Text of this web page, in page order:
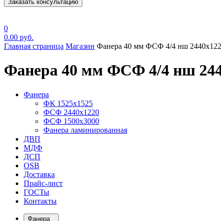
Заказать консультацию
0
0.00 руб.
Главная страница Магазин Фанера 40 мм ФСФ 4/4 нш
Фанера 40 мм ФСФ 4/4 нш
Фанера
ФК 1525х1525
ФСФ 2440х1220
ФСФ 1500х3000
Фанера ламинированная
ДВП
МДФ
ДСП
OSB
Доставка
Прайс-лист
ГОСТы
Контакты
Фанера